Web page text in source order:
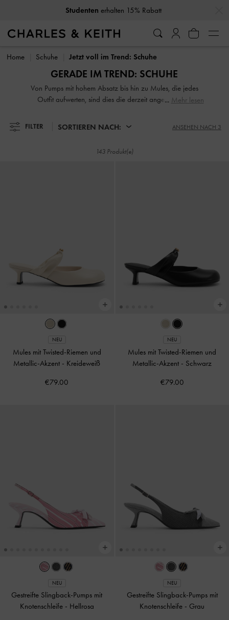
10% Rabattwenn Sie unseren Newsletter abonnieren*
10% Rabatt wenn Sie unseren Newsletter abonnieren*
Home Schuhe Jetzt voll im Trend: Schuhe
GERADE IM TREND: SCHUHE
Von Pumps mit hohem Absatz bis hin zu Mules, die jedes
Outfit aufwerten, sind dies die derzeit angesagtesten
und stöbern Sie in unserer Auswahl, um die besten Schuhe
für Ihr Modearsenal zu finden. Diese neuesten Trend-Styles
zusammengestellt und sollten Ihnen nicht entgehen.
Mehr lesen
FILTER SORTIEREN NACH: ANSEHEN NACH 3
143 Produkt(e)
NEU
Mules mit Twisted-Riemen und
Metallic-Akzent - Kreideweiß
€79.00
NEU
Mules mit Twisted-Riemen und
Metallic-Akzent - Schwarz
€79.00
NEU
Gestreifte Slingback-Pumps mit
Knotenschleife - Hellrosa
NEU
Gestreifte Slingback-Pumps mit
Knotenschleife - Grau